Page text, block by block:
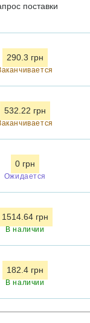
поставки
290.3 грн
532.22 грн
0 грн
Ожидается
1514.64 грн
В наличии
182.4 грн
В наличии